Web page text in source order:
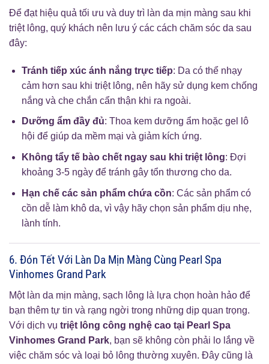
Để đạt hiệu quả tối ưu và duy trì làn da mịn màng sau khi
triệt lông, quý khách nên lưu ý các cách chăm sóc da sau
đây:
Tránh tiếp xúc ánh nắng trực tiếp: Da có thể nhạy
cảm hơn sau khi triệt lông, nên hãy sử dụng kem chống
nắng và che chắn cẩn thận khi ra ngoài.
Dưỡng ẩm đầy đủ: Thoa kem dưỡng ẩm hoặc gel lô
hội để giúp da mềm mại và giảm kích ứng.
Không tẩy tế bào chết ngay sau khi triệt lông: Đợi
khoảng 3-5 ngày để tránh gây tổn thương cho da.
Hạn chế các sản phẩm chứa cồn: Các sản phẩm có
cồn dễ làm khô da, vì vậy hãy chọn sản phẩm dịu nhẹ,
lành tính.
6. Đón Tết Với Làn Da Mịn Màng Cùng Pearl Spa
Vinhomes Grand Park
Một làn da mịn màng, sạch lông là lựa chọn hoàn hảo để
bạn thêm tự tin và rạng ngời trong những dịp quan trọng.
Với dịch vụ triệt lông công nghệ cao tại Pearl Spa
Vinhomes Grand Park, bạn sẽ không còn phải lo lắng về
việc chăm sóc và loại bỏ lông thường xuyên. Đây cũng là